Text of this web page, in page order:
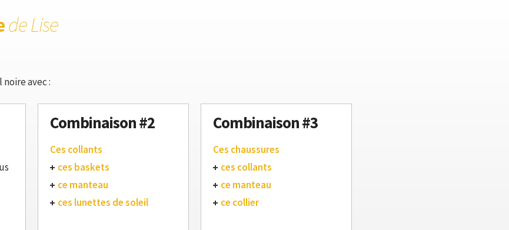
de Lise
avec :
Combinaison #2
Ces collants
ces baskets
ce manteau
ces lunettes de soleil
Combinaison #3
Ces chaussures
ces collants
ce manteau
ce collier